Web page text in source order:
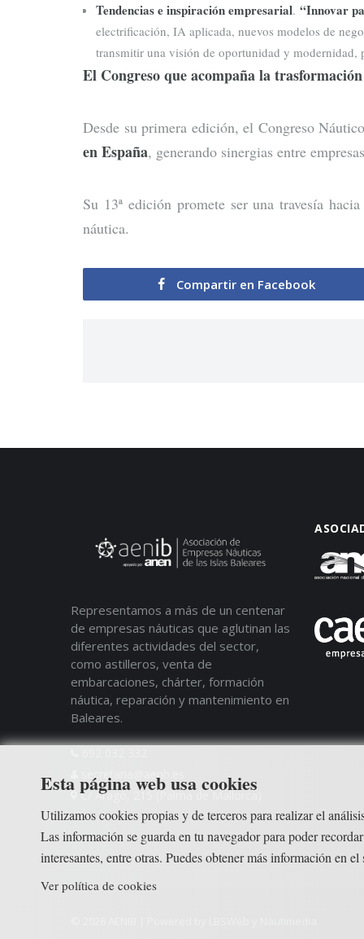
Tendencias e inspiración empresarial. “Innovar
electrificación, IA aplicada, nuevos modelos de
transmitir una visión de oportunidad y
El Congreso que acompaña la
Desde su primera edición, el Congreso
en España, generando sinergias entre
Su 13ª edición promete ser una travesía
náutica.
Compartir en Facebook
Representamos a más de un centenar
de empresas náuticas que aglutinan las
diferentes actividades del sector,
como astilleros, venta de
embarcaciones, chárter, formación
náutica, reparación y mantenimiento en
Baleares.
secretaria@aenb.es
C/ Aragó, 215 (Palma de Mallorca)
Esta página web usa cookies
Utilizamos cookies propias y de terceros para realizar el
Las información se guarda en tu navegador para poder
interesantes, entre otras. Puedes obtener más información en
Ver política de cookies